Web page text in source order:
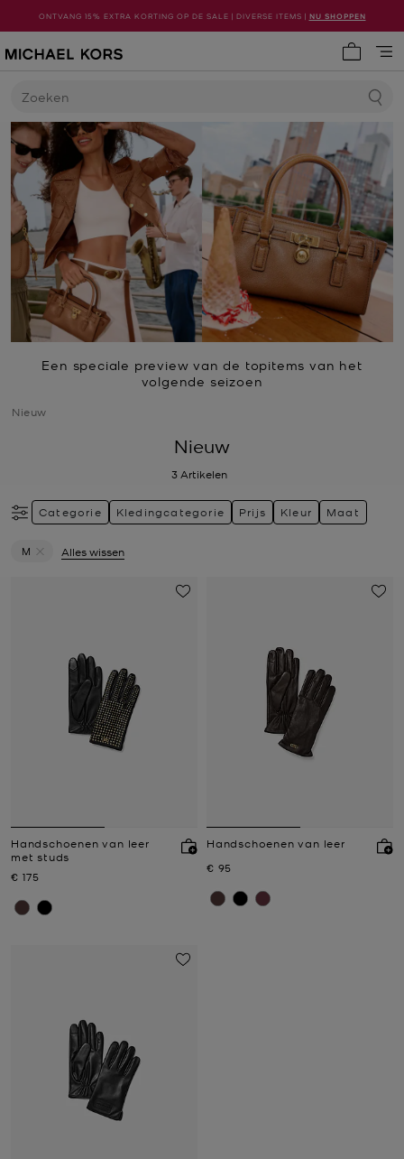
ONTVANG 15% EXTRA KORTING OP DE SALE | DIVERSE ITEMS | NU SHOPPEN
Zoeken
Een speciale preview van de topitems van het
volgende seizoen
Nieuw
Nieuw
3Artikelen
Categorie Kledingcategorie Prijs Kleur Maat
M
Alles wissen
Handschoenen van leer
met studs
Nu
€ 175
Handschoenen van leer
Nu
€ 95